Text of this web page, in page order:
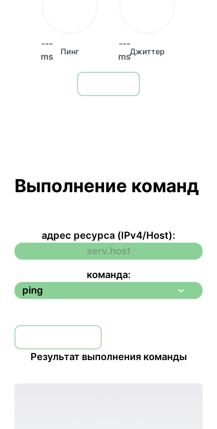
---
ms
Пинг
---
msДжиттер
Выполнение команд
адрес ресурса (IPv4/Host):
команда:
Результат выполнения команды